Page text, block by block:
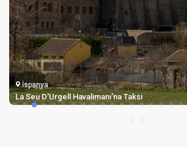
İspanya
La Seu D'Urgell Havalimanı'na Taksi